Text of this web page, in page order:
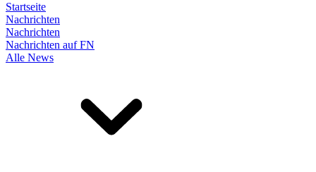
Startseite
Nachrichten
Nachrichten
Nachrichten auf FN
Alle News